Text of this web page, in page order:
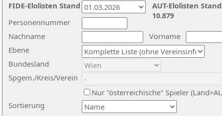
Nachname
Vorname
Ebene
Sortierung
Personennummer
Bundesland
Spgem./Kreis/Verein
Nur "österreichische" Spieler
AUT-Elolisten
10.879
FIDE-Elolisten Stand